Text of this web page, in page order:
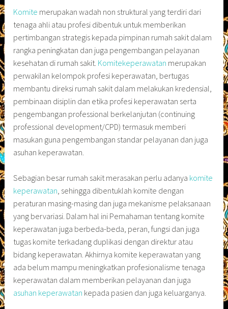
Komite merupakan wadah non struktural yang terdiri dari
tenaga ahli atau profesi dibentuk untuk memberikan
pertimbangan strategis kepada pimpinan rumah sakit dalam
rangka peningkatan dan juga pengembangan pelayanan
kesehatan di rumah sakit. Komitekeperawatan merupakan
perwakilan kelompok profesi keperawatan, bertugas
membantu direksi rumah sakit dalam melakukan kredensial,
pembinaan disiplin dan etika profesi keperawatan serta
pengembangan professional berkelanjutan (continuing
professional development/CPD) termasuk memberi
masukan guna pengembangan standar pelayanan dan juga
asuhan keperawatan.
Sebagian besar rumah sakit merasakan perlu adanya komite
keperawatan, sehingga dibentuklah komite dengan
peraturan masing-masing dan juga mekanisme pelaksanaan
yang bervariasi. Dalam hal ini Pemahaman tentang komite
keperawatan juga berbeda-beda, peran, fungsi dan juga
tugas komite terkadang duplikasi dengan direktur atau
bidang keperawatan. Akhirnya komite keperawatan yang
ada belum mampu meningkatkan profesionalisme tenaga
keperawatan dalam memberikan pelayanan dan juga
asuhan keperawatan kepada pasien dan juga keluarganya.